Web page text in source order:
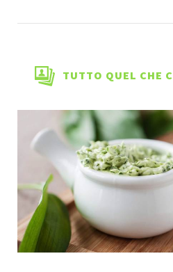
TUTTO QUEL CHE